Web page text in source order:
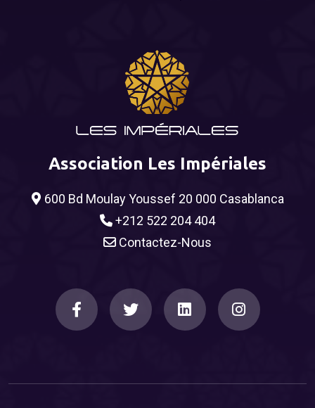
Association Les Impériales
600 Bd Moulay Youssef 20 000 Casablanca
+212 522 204 404
Contactez-Nous